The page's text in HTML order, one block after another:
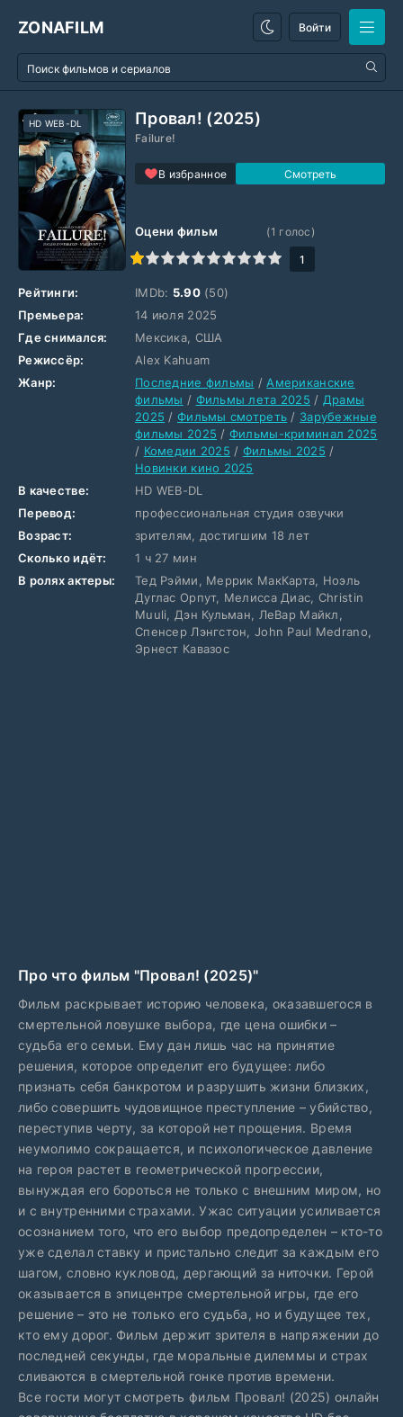
ZONAFILM Войти
Провал! (2025)
Failure!
В избранное
HD WEB-DL
Оцени фильм
1
2 3 4 5 7 8 9 10
(1 голос)
1
Рейтинги: IMDb: 5.90(50)
Премьера:
14 июля 2025
Где снимался:
Мексика, США
Режиссёр:
Alex Kahuam
Жанр:
Последние фильмы / Американские
фильмы / Фильмы лета 2025 / Драмы
2025 / Фильмы смотреть / Зарубежные
фильмы 2025 / Фильмы-криминал 2025
/ Комедии 2025 / Фильмы 2025 /
Новинки кино 2025
В качестве:
HD WEB-DL
Перевод:
профессиональная студия озвучки
Возраст:
зрителям, достигшим 18 лет
Сколько идёт:
1 ч 27 мин
В ролях актеры:
Тед Рэйми, Меррик МакКарта, Ноэль
Дуглас Орпут, Мелисса Диас, Christin
Muuli, Дэн Кульман, ЛеВар Майкл,
Спенсер Лэнгстон, John Paul Medrano,
Эрнест Кавазос
Про что фильм "Провал! (2025)"
Фильм раскрывает историю человека, оказавшегося в
смертельной ловушке выбора, где цена ошибки –
судьба его семьи. Ему дан лишь час на принятие
решения, которое определит его будущее: либо
признать себя банкротом и разрушить жизни близких,
либо совершить чудовищное преступление – убийство,
переступив черту, за которой нет прощения. Время
неумолимо сокращается, и психологическое давление
на героя растет в геометрической прогрессии,
вынуждая его бороться не только с внешним миром, но
и с внутренними страхами. Ужас ситуации усиливается
осознанием того, что его выбор предопределен – кто-то
уже сделал ставку и пристально следит за каждым его
шагом, словно кукловод, дергающий за ниточки. Герой
оказывается в эпицентре смертельной игры, где его
решение – это не только его судьба, но и будущее тех,
кто ему дорог. Фильм держит зрителя в напряжении до
последней секунды, где моральные дилеммы и страх
сливаются в смертельной гонке против времени.
Все гости могут смотреть фильм Провал! (2025) онлайн